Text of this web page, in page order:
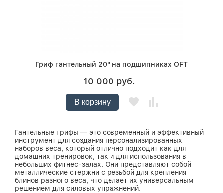
Гриф гантельный 20" на подшипниках OFT
10 000 руб.
В корзину
Гантельные грифы — это современный и эффективный
инструмент для создания персонализированных
наборов веса, который отлично подходит как для
домашних тренировок, так и для использования в
небольших фитнес-залах. Они представляют собой
металлические стержни с резьбой для крепления
блинов разного веса, что делает их универсальным
решением для силовых упражнений.